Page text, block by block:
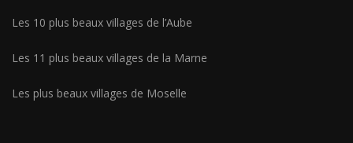
Les 10 plus beaux villages de l’Aube
Les 11 plus beaux villages de la Marne
Les plus beaux villages de Moselle